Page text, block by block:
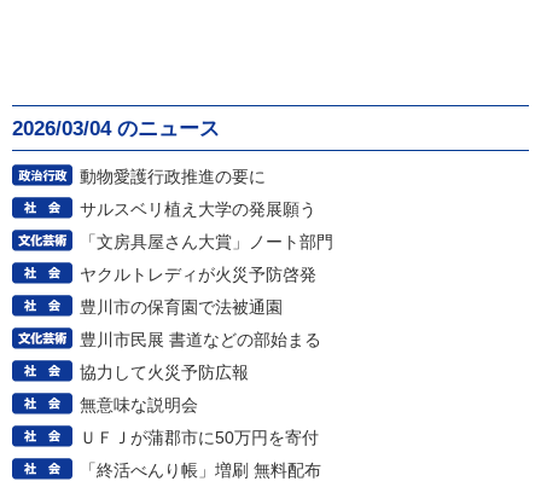
2026/03/04 のニュース
動物愛護行政推進の要に
サルスベリ植え大学の発展願う
「文房具屋さん大賞」ノート部門
ヤクルトレディが火災予防啓発
豊川市の保育園で法被通園
豊川市民展 書道などの部始まる
協力して火災予防広報
無意味な説明会
ＵＦＪが蒲郡市に50万円を寄付
「終活べんり帳」増刷 無料配布